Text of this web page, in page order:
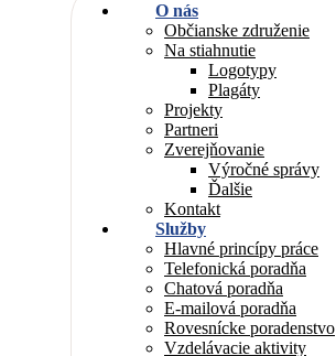
O nás
Občianske združenie
Na stiahnutie
Logotypy
Plagáty
Projekty
Partneri
Zverejňovanie
Výročné správy
Ďalšie
Kontakt
Služby
Hlavné princípy práce
Telefonická poradňa
Chatová poradňa
E-mailová poradňa
Rovesnícke poradenstvo
Vzdelávacie aktivity